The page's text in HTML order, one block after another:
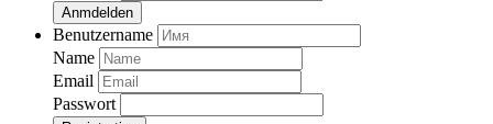
Anmdelden
Benutzername
Name
Email
Passwort